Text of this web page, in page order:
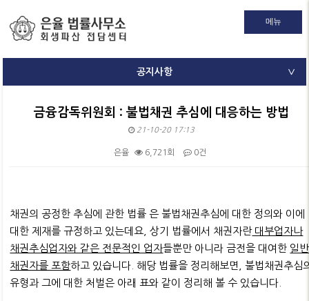
메뉴
공지사항 ∨
금융감독위원회 : 불법채권 추심에 대응하는 방법
21-10-20 17:13
은율 6,721회 0건
채권의 공정한 추심에 관한 법률 은 불법채권추심에 대한 정의와 이에
대한 제재를 규정하고 있는데요, 상기 법률에서 채권자란대부업자나
채권추심업자와 같은 전문적인 업자들뿐만 아니라 금전을 대여한 일반
채권자를 포함하고 있습니다. 해당 법률을 정리해보면, 불법채권추심
유형과 그에 대한 처벌은 아래 표와 같이 정리해 볼 수 있습니다.